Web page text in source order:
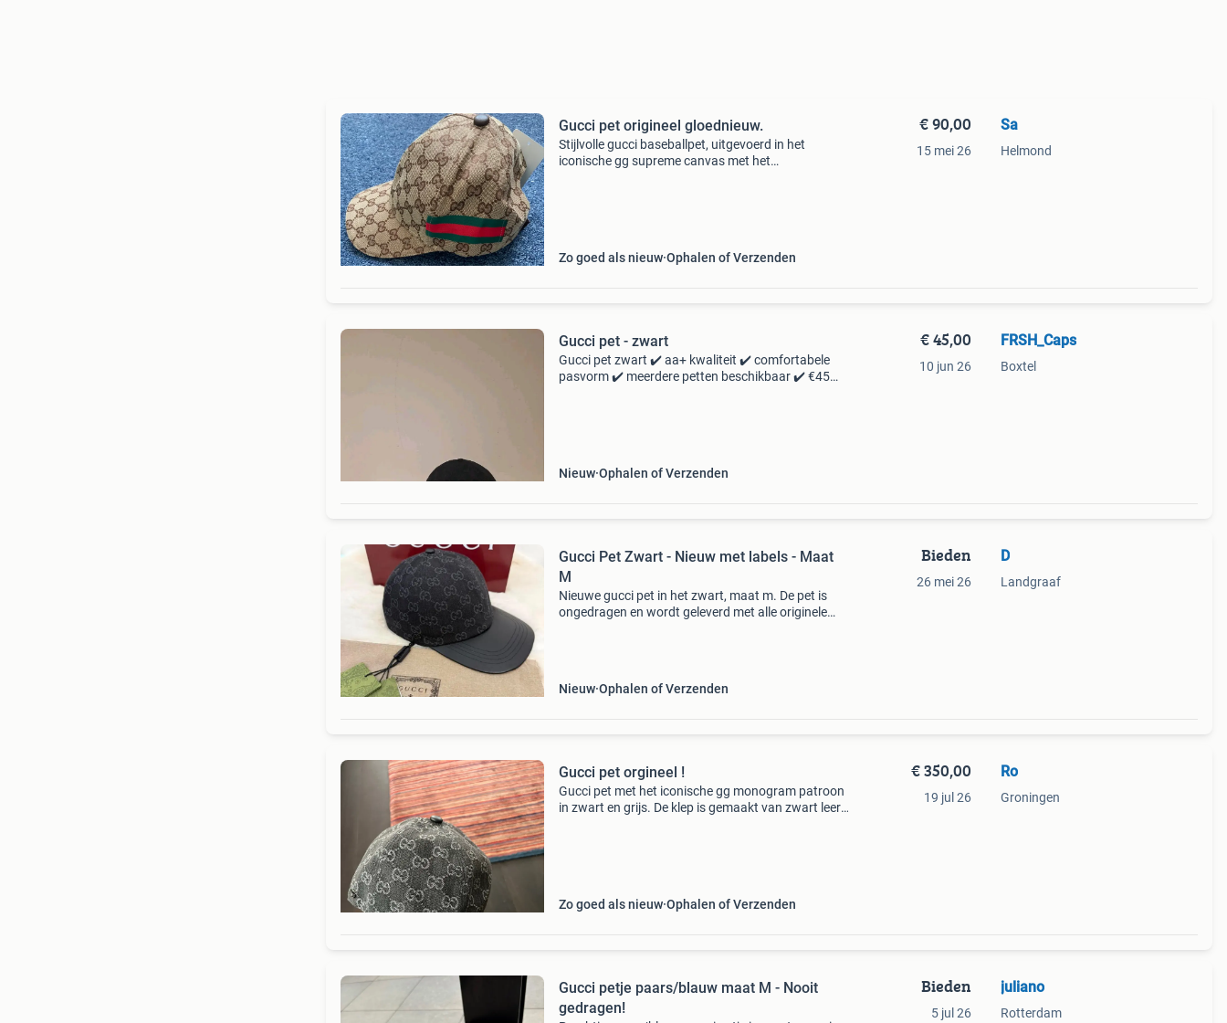
Gucci pet origineel gloednieuw.
Stijlvolle gucci baseballpet, uitgevoerd in het
iconische gg supreme canvas met het
Zo goed als nieuw Ophalen of Verzenden
€ 90,00
15 mei 26
Sa
Helmond
Gucci pet - zwart
Gucci pet zwart ✔️ aa+ kwaliteit ✔️ comfortabele
pasvorm ✔️ meerdere petten beschikbaar ✔️ €45
Nieuw Ophalen of Verzenden
€ 45,00
10 jun 26
FRSH_Caps
Boxtel
Gucci Pet Zwart - Nieuw met labels - Maat
M
Nieuwe gucci pet in het zwart, maat m. De pet is
ongedragen en wordt geleverd met alle originele
Nieuw Ophalen of Verzenden
Bieden
26 mei 26
D
Landgraaf
Gucci pet orgineel !
Gucci pet met het iconische gg monogram patroon
in zwart en grijs. De klep is gemaakt van zwart leer,
Zo goed als nieuw Ophalen of Verzenden
€ 350,00
19 jul 26
Ro
Groningen
Gucci petje paars/blauw maat M - Nooit
gedragen!
Bieden
5 jul 26
juliano
Rotterdam